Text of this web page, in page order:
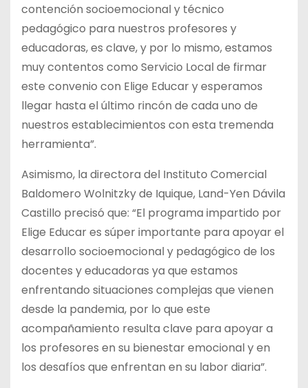
contención socioemocional y técnico
pedagógico para nuestros profesores y
educadoras, es clave, y por lo mismo, estamos
muy contentos como Servicio Local de firmar
este convenio con Elige Educar y esperamos
llegar hasta el último rincón de cada uno de
nuestros establecimientos con esta tremenda
herramienta”.
Asimismo, la directora del Instituto Comercial
Baldomero Wolnitzky de Iquique, Land-Yen Dávila
Castillo precisó que: “El programa impartido por
Elige Educar es súper importante para apoyar el
desarrollo socioemocional y pedagógico de los
docentes y educadoras ya que estamos
enfrentando situaciones complejas que vienen
desde la pandemia, por lo que este
acompañamiento resulta clave para apoyar a
los profesores en su bienestar emocional y en
los desafíos que enfrentan en su labor diaria”.